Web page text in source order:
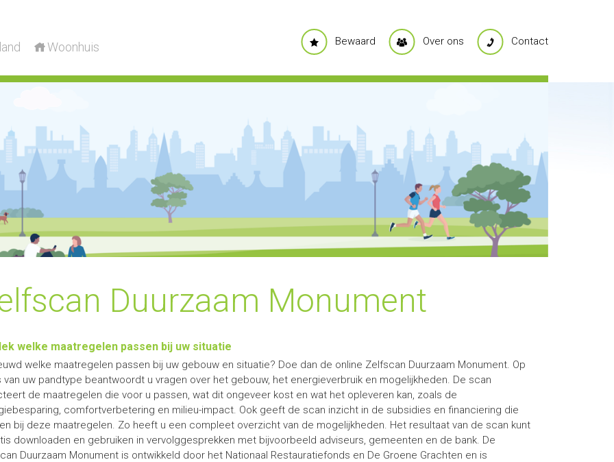
Woonhuis Bewaard Over ons Contact
Duurzaam Monument
welke maatregelen passen bij uw situatie
welke maatregelen passen bij uw gebouw en situatie? Doe dan de online Zelfscan Duurzaam Monument. Op
van uw pandtype beantwoordt u vragen over het gebouw, het energieverbruik en mogelijkheden. De scan
de maatregelen die voor u passen, wat dit ongeveer kost en wat het opleveren kan, zoals de
comfortverbetering en milieu-impact. Ook geeft de scan inzicht in de subsidies en financiering die
bij deze maatregelen. Zo heeft u een compleet overzicht van de mogelijkheden. Het resultaat van de scan kunt
downloaden en gebruiken in vervolggesprekken met bijvoorbeeld adviseurs, gemeenten en de bank. De
Duurzaam Monument is ontwikkeld door het Nationaal Restauratiefonds en De Groene Grachten en is